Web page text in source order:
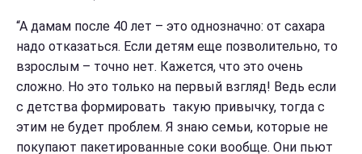
“А дамам после 40 лет – это однозначно: от сахара
надо отказаться. Если детям еще позволительно, то
взрослым – точно нет. Кажется, что это очень
сложно. Но это только на первый взгляд! Ведь если
с детства формировать такую привычку, тогда с
этим не будет проблем. Я знаю семьи, которые не
покупают пакетированные соки вообще. Они пьют